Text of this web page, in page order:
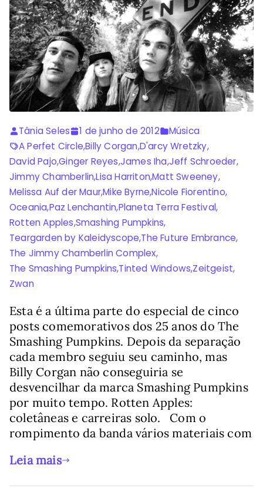
Tânia Seles 1 de junho de 2012
Música
A Perfet Circle,Billy Corgan,D'arcy Wretzky,
David Pajo,Ginger Reyes,James Iha,Jeff Schroeder,
Jimmy Chamberlin,Lisa Harriton,Matt Sweeney,
Melissa Auf der Maur,Mike Byrne,Nicole Fiorentino,
Oceania,Paz Lenchantin,Planeta Terra Festival,
Rotten Apples,Smashing Pumpkins,
Teargarden by Kaleidyscope,The Future Embrance,
The Jimmy Chamberlin Complex,
The Smashing Pumpkins,Tinted Windows,Zeitgeist,
Zwan
Esta é a última parte do especial de cinco
posts comemorativos dos 25 anos do The
Smashing Pumpkins. Depois da separação
cada membro seguiu seu caminho, mas
Billy Corgan não conseguiria se
desvencilhar da marca Smashing Pumpkins
por muito tempo. Rotten Apples:
coletâneas e carreiras solo. Com o
rompimento da banda vários materiais com
Leia mais